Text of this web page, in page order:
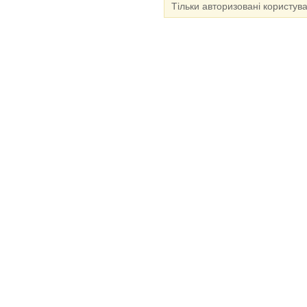
Тільки авторизовані